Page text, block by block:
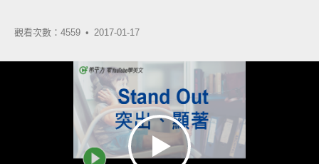
觀看次數：4559 • 2017-01-17